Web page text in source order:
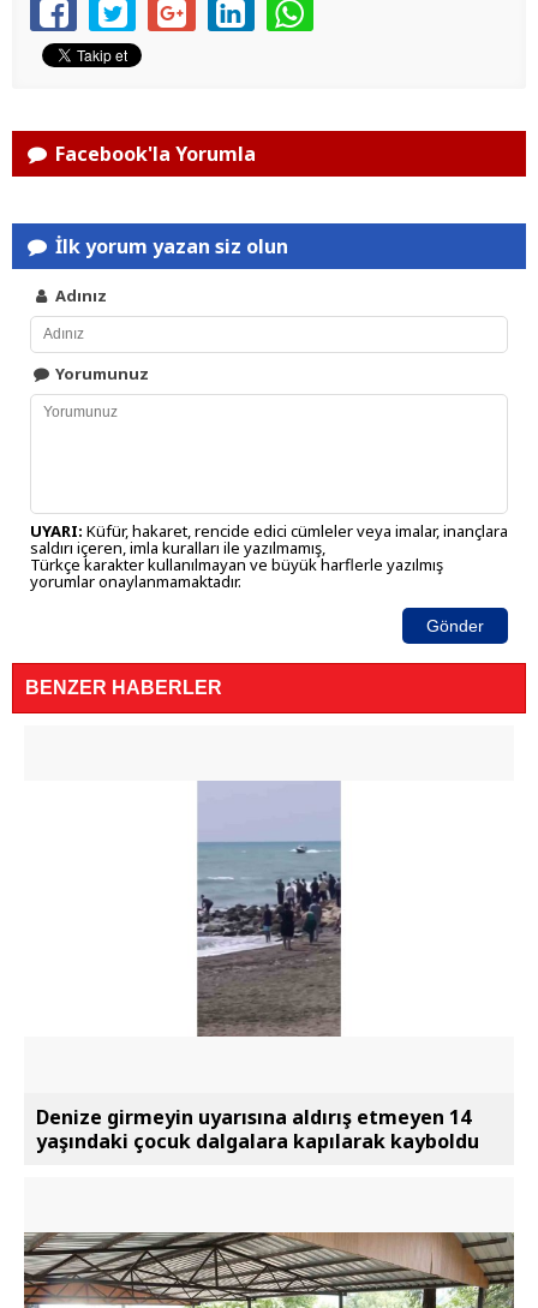
Facebook'la Yorumla
İlk yorum yazan siz olun
Adınız
Yorumunuz
UYARI: Küfür, hakaret, rencide edici cümleler veya imalar, inançlara
saldırı içeren, imla kuralları ile yazılmamış,
Türkçe karakter kullanılmayan ve büyük harflerle yazılmış
yorumlar onaylanmamaktadır.
Gönder
BENZER HABERLER
Denize girmeyin uyarısına aldırış etmeyen 14
yaşındaki çocuk dalgalara kapılarak kayboldu